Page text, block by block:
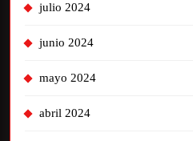
julio 2024
junio 2024
mayo 2024
abril 2024